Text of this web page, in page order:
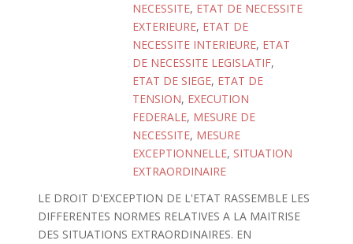
NECESSITE, ETAT DE NECESSITE
EXTERIEURE, ETAT DE
NECESSITE INTERIEURE, ETAT
DE NECESSITE LEGISLATIF,
ETAT DE SIEGE, ETAT DE
TENSION, EXECUTION
FEDERALE, MESURE DE
NECESSITE, MESURE
EXCEPTIONNELLE, SITUATION
EXTRAORDINAIRE
LE DROIT D'EXCEPTION DE L'ETAT RASSEMBLE LES
DIFFERENTES NORMES RELATIVES A LA MAITRISE
DES SITUATIONS EXTRAORDINAIRES. EN